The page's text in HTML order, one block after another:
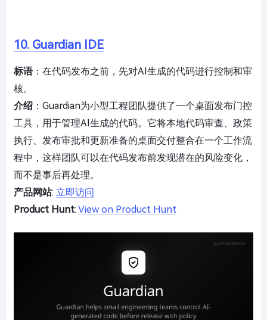
10. Guardian IDE
标语：在代码发布之前，先对AI生成的代码进行控制和审
核。
介绍 ：Guardian为小型工程团队提供了一个桌面发布门控
工具，用于管理AI生成的代码。它将本地代码审查、政策
执行、发布审批和更新准备的桌面交付整合在一个工作流
程中，这样团队可以在代码发布前发现潜在的风险变化，
而不是事后再处理。
产品网站: 立即访问
Product Hunt: View on Product Hunt